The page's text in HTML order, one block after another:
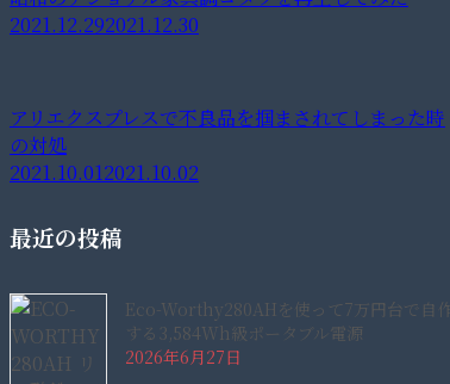
2021.12.292021.12.30
アリエクスプレスで不良品を掴まされてしまった時
の対処
2021.10.012021.10.02
最近の投稿
Eco-Worthy280AHを使って7万円台で自作
する3,584Wh級ポータブル電源
2026年6月27日